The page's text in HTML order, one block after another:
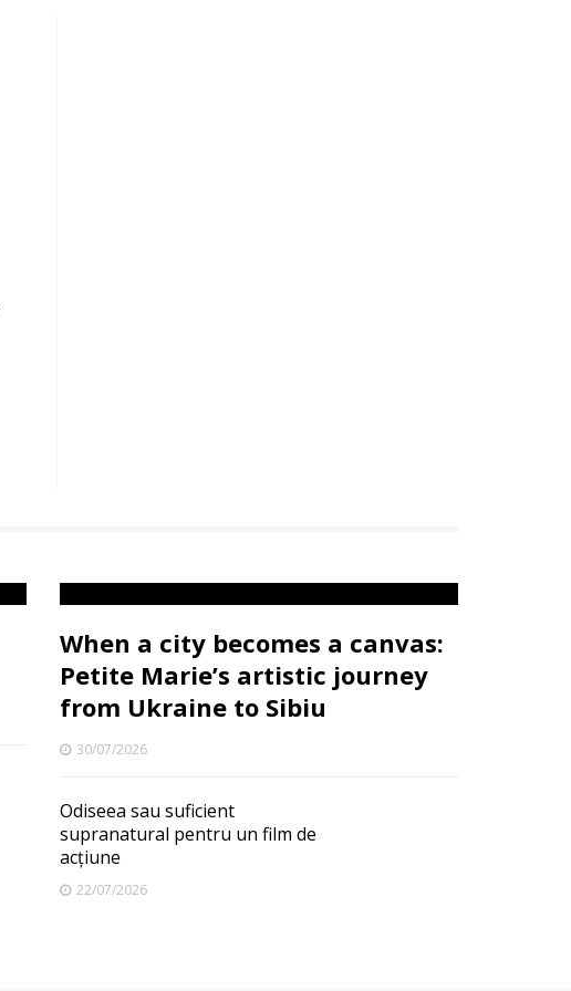
When a city becomes a canvas:
Petite Marie’s artistic journey
from Ukraine to Sibiu
30/07/2026
Odiseea sau suficient
supranatural pentru un film de
acțiune
22/07/2026